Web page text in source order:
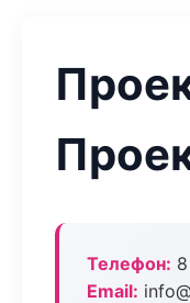
Телефон:
Email: